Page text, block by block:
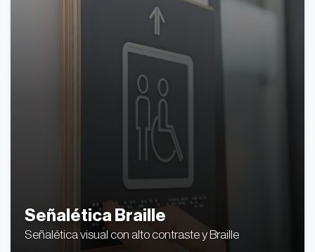
Señalética Braille
Señalética visual con alto contraste y Braille